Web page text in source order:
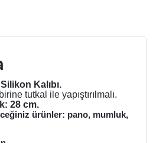
Silikon Kalıbı.
tutkal ile yapıştırılmalı.
28 cm.
ürünler: pano, mumluk,